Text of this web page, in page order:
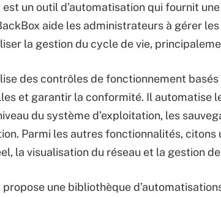
est un outil d’automatisation qui fournit
aide les administrateurs à gérer
la gestion du cycle de vie,
des contrôles de fonctionnement
et garantir la conformité. Il automatise
du système d’exploitation, les
Parmi les autres fonctionnalités,
la visualisation du réseau et la gestion de
propose une bibliothèque